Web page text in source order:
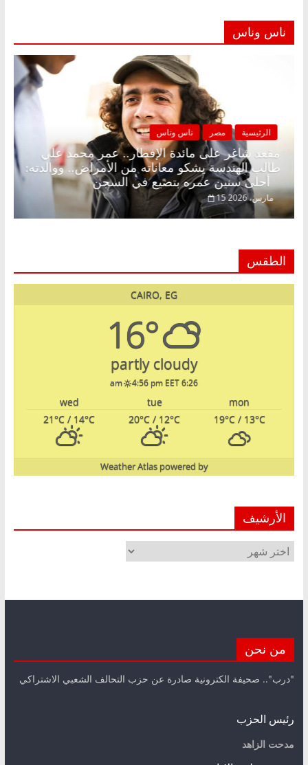
ناس وناس
الرئيسية مصر ناس وناس
مقعد شاغر على مائدة الإفطار.. عمر محمد علي
طالب الهندسة يشكو معاناته من الأمراض..
أحلى سنين عمره بتضيع في السجن
15 مارس، 2026
د.
الطقس
CAIRO, EG
16°
partly cloudy
6:26 am
4:56 pm EET
mon
tue
wed
19°C/ 13°C
20°C / 12°C
21°C / 14°C
powered by
Weather Atlas
الأرشيف
الأرشيف
من نحن
"درب".. صحيفة الكترونية صادرة عن حزب التحالف الشعبي الاشتراكي
رئيس الحزب
مدحت الزاهد